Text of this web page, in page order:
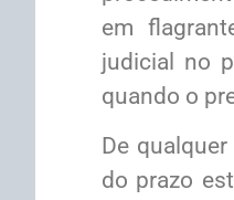
em
judicial no
quando o
De
do prazo